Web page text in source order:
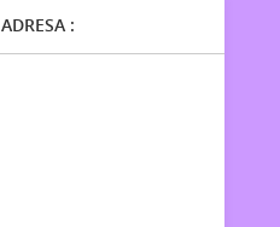
ADRESA :